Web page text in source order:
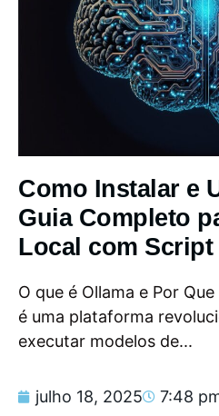
Como Instalar e
Guia Completo
Local com
O que é Ollama e Por
é uma plataforma
executar modelos de...
julho 18, 2025 7:48